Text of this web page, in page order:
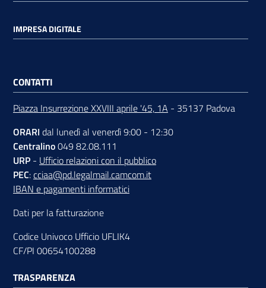
IMPRESA DIGITALE
CONTATTI
Piazza Insurrezione XXVIII aprile '45, 1A - 35137 Padova
ORARI dal lunedì al venerdì 9:00 - 12:30
Centralino049 82.08.111
URP - Ufficio relazioni con il pubblico
PEC:cciaa@pd.legalmail.camcom.it
IBAN e pagamenti informatici
Dati per la fatturazione
Codice Univoco Ufficio UFLIK4
CF/PI 00654100288
TRASPARENZA